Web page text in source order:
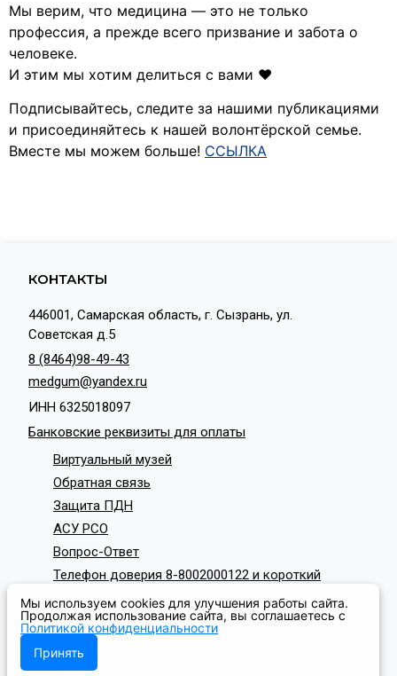
Мы верим, что медицина — это не только
профессия, а прежде всего призвание и забота о
человеке.
И этим мы хотим делиться с вами ❤️
Подписывайтесь, следите за нашими публикациями
и присоединяйтесь к нашей волонтёрской семье.
Вместе мы можем больше! ССЫЛКА
КОНТАКТЫ
446001, Самарская область, г. Сызрань, ул.
Советская д.5
8 (8464)98-49-43
medgum@yandex.ru
ИНН 6325018097
Банковские реквизиты для оплаты
Виртуальный музей
Обратная связь
Защита ПДН
АСУ РСО
Вопрос-Ответ
Телефон доверия 8-8002000122 и короткий
СОЦИАЛЬНЫЕ СЕТИ
Мы используем cookies для улучшения работы сайта.
Продолжая использование сайта, вы соглашаетесь с
Политикой конфиденциальности
Принять